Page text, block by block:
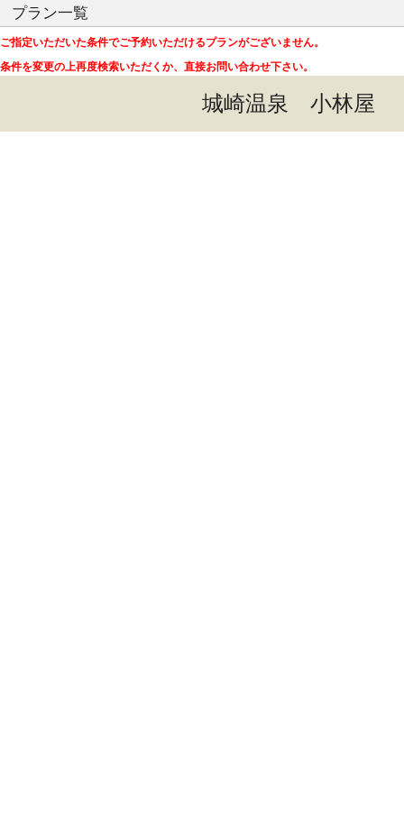
プラン一覧
ご指定いただいた条件でご予約いただけるプランがございません。
条件を変更の上再度検索いただくか、直接お問い合わせ下さい。
城崎温泉 小林屋